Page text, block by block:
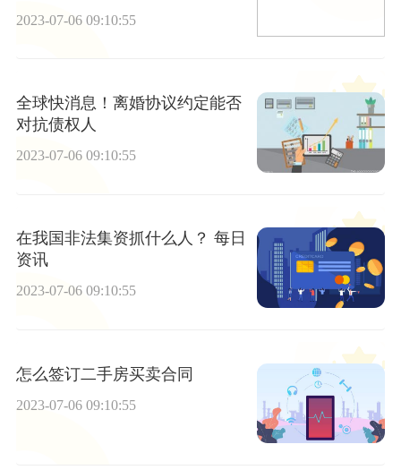
2023-07-06 09:10:55
全球快消息！离婚协议约定能否
对抗债权人
2023-07-06 09:10:55
在我国非法集资抓什么人？ 每日
资讯
2023-07-06 09:10:55
怎么签订二手房买卖合同
2023-07-06 09:10:55